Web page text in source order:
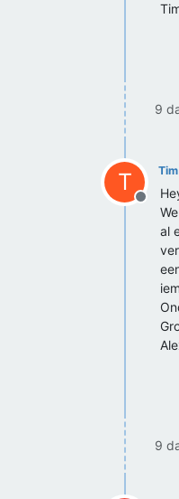
9
T
al
9